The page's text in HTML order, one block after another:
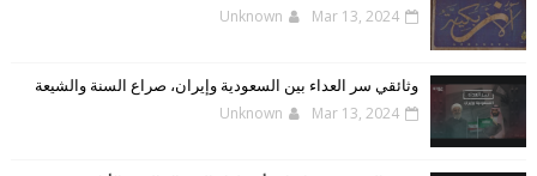
Unknown Mar 13, 2024
وثائقي سر العداء بين السعودية وإيران، صراع السنة والشيعة
Unknown Mar 13, 2024